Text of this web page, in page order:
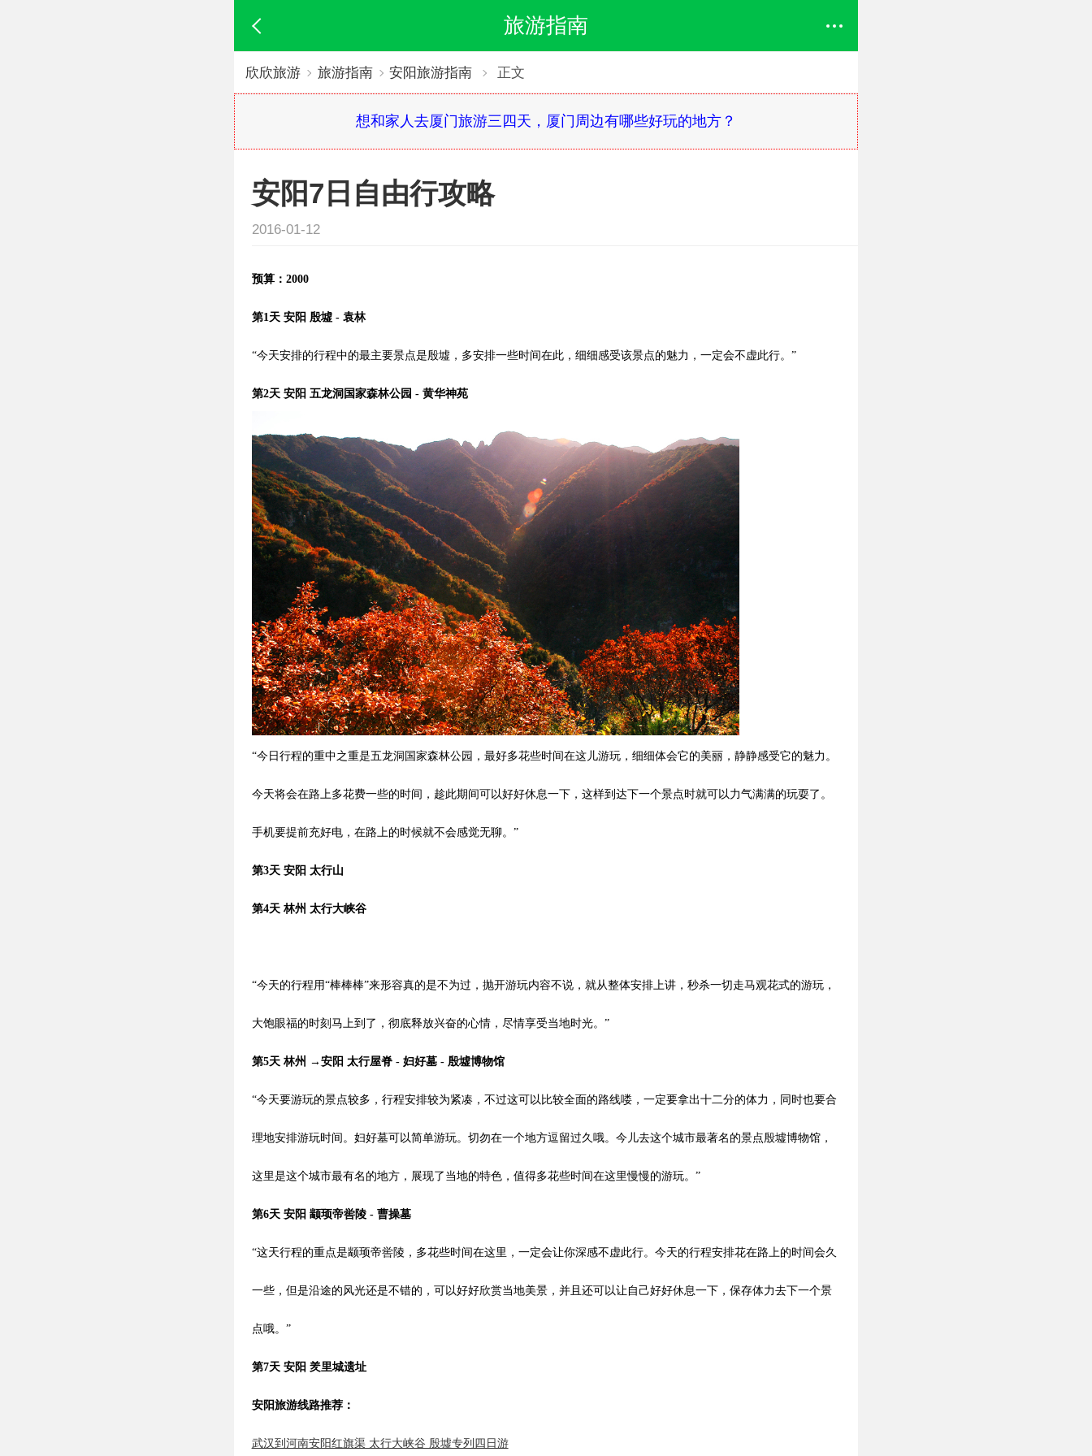
旅游指南
欣欣旅游 旅游指南 安阳旅游指南 正文
想和家人去厦门旅游三四天，厦门周边有哪些好玩的地方？
安阳7日自由行攻略
2016-01-12
预算：2000
第1天 安阳 殷墟 - 袁林
“今天安排的行程中的最主要景点是殷墟，多安排一些时间在此，细细感受该景点的魅力，一定会不虚此行。”
第2天 安阳 五龙洞国家森林公园 - 黄华神苑
“今日行程的重中之重是五龙洞国家森林公园，最好多花些时间在这儿游玩，细细体会它的美丽，静静感受它的魅力。
今天将会在路上多花费一些的时间，趁此期间可以好好休息一下，这样到达下一个景点时就可以力气满满的玩耍了。
手机要提前充好电，在路上的时候就不会感觉无聊。”
第3天 安阳 太行山
第4天 林州 太行大峡谷
“今天的行程用“棒棒棒”来形容真的是不为过，抛开游玩内容不说，就从整体安排上讲，秒杀一切走马观花式的游玩，
大饱眼福的时刻马上到了，彻底释放兴奋的心情，尽情享受当地时光。”
第5天 林州 →安阳 太行屋脊 - 妇好墓 - 殷墟博物馆
“今天要游玩的景点较多，行程安排较为紧凑，不过这可以比较全面的路线喽，一定要拿出十二分的体力，同时也要合
理地安排游玩时间。妇好墓可以简单游玩。切勿在一个地方逗留过久哦。今儿去这个城市最著名的景点殷墟博物馆，
这里是这个城市最有名的地方，展现了当地的特色，值得多花些时间在这里慢慢的游玩。”
第6天 安阳 颛顼帝喾陵 - 曹操墓
“这天行程的重点是颛顼帝喾陵，多花些时间在这里，一定会让你深感不虚此行。今天的行程安排花在路上的时间会久
一些，但是沿途的风光还是不错的，可以好好欣赏当地美景，并且还可以让自己好好休息一下，保存体力去下一个景
点哦。”
第7天 安阳 羑里城遗址
安阳旅游线路推荐：
武汉到河南安阳红旗渠 太行大峡谷 殷墟专列四日游